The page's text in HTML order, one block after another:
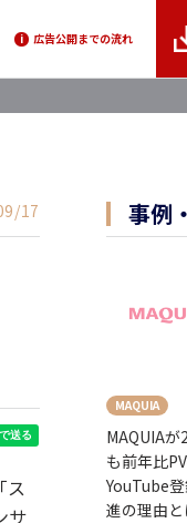
i 広告公開までの流れ
17
ス
サ
事例
MAQUIA
MAQUIAが
も前年比
YouTube
進の理由と